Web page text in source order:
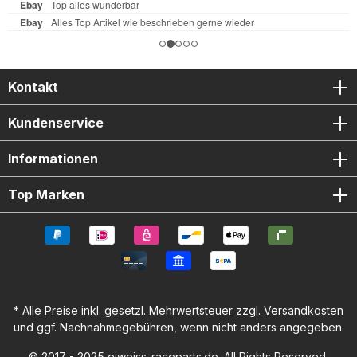
Sicherheit und Zuverlässigkeit für den Einsatz auf Straße
und Rennstrecke. Robustes 60% Glasfiber-Nylon-Material
für maximale Schlagfestigkeit Einfache Montage dank
zertifiziert für höchste Sicherheitsstandards im Motorsport
Sportliches Design passend für die Linienführung der
Kupplungsdeckelprotektor 1x Lichtmaschinenprotektor 1x
Zündungsprotektor Befestigungsschrauben für Montage
Kontakt
Kundenservice
Informationen
Top Marken
* Alle Preise inkl. gesetzl. Mehrwertsteuer zzgl. Versandkosten
und ggf. Nachnahmegebühren, wenn nicht anders angegeben.